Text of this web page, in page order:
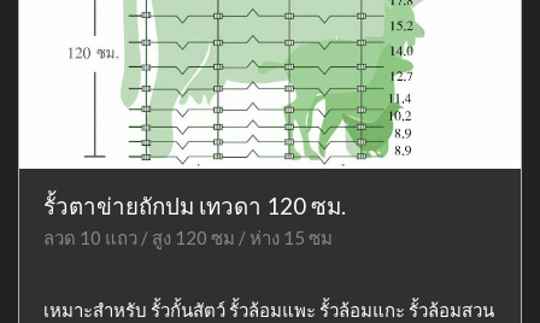
รั้วตาข่ายถักปม เทวดา 120 ซม.
ลวด 10 แถว / สูง 120 ซม / ห่าง 15 ซม
เหมาะสำหรับ รั้วกั้นสัตว์ รั้วล้อมแพะ รั้วล้อมแกะ รั้วล้อมสวน